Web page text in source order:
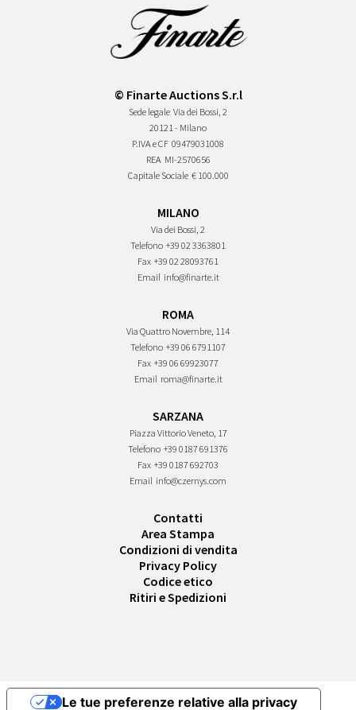
© Finarte Auctions S.r.l
Sede legale Via dei Bossi, 2
20121 - Milano
P.IVA e CF 09479031008
REA MI-2570656
Capitale Sociale € 100.000
MILANO
Via dei Bossi, 2
Telefono +39 02 3363801
Fax +39 02 28093761
Email info@finarte.it
ROMA
Via Quattro Novembre, 114
Telefono +39 06 6791107
Fax +39 06 69923077
Email roma@finarte.it
SARZANA
Piazza Vittorio Veneto, 17
Telefono +39 0187 691376
Fax +39 0187 692703
Email info@czernys.com
Contatti
Area Stampa
Condizioni di vendita
Privacy Policy
Codice etico
Ritiri e Spedizioni
Le tue preferenze relative alla privacy